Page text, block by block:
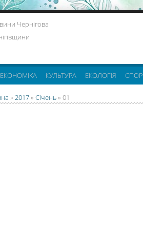
Чернігова
ЕКОНОМІКА КУЛЬТУРА ЕКОЛОГІЯ
» 2017» Січень» 01